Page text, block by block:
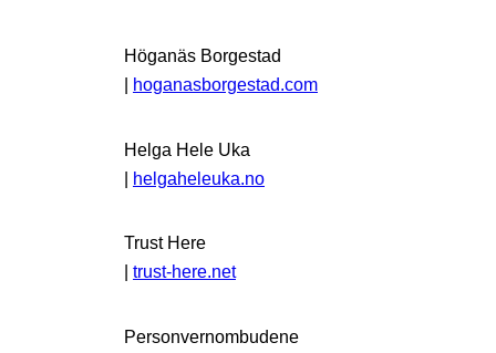
Höganäs Borgestad
| hoganasborgestad.com
Helga Hele Uka
| helgaheleuka.no
Trust Here
| trust-here.net
Personvernombudene